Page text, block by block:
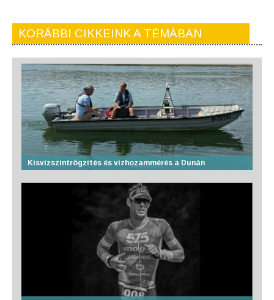
KORÁBBI CIKKEINK A TÉMÁBAN
Kisvízszintrögzítés és vízhozammérés a Dunán